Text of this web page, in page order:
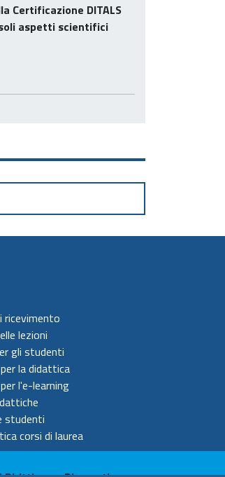
Certificazione DITALS
aspetti scientifici
ricevimento
lezioni
gli studenti
la didattica
l'e-learning
studenti
corsi di laurea